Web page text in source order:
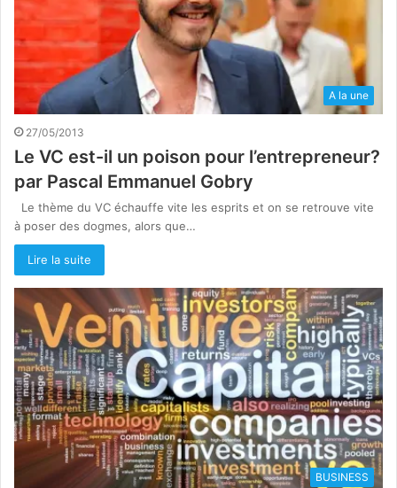
A la une
27/05/2013
Le VC est-il un poison pour l’entrepreneur?
par Pascal Emmanuel Gobry
Le thème du VC échauffe vite les esprits et on se retrouve vite
à poser des dogmes, alors que…
Lire la suite
BUSINESS